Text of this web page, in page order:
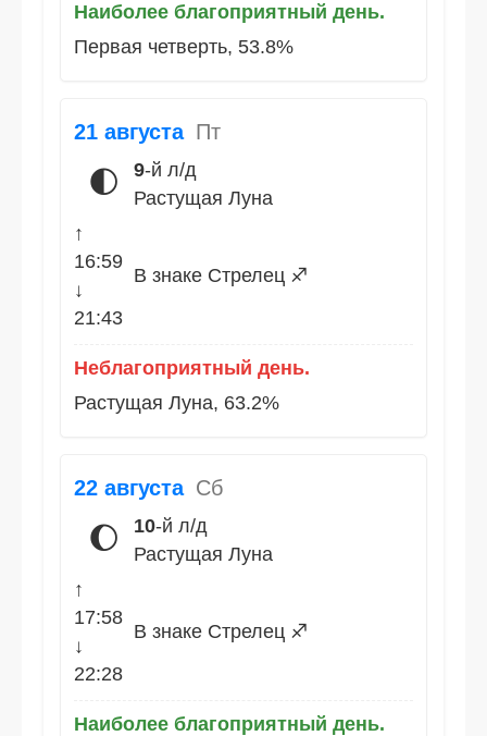
Наиболее благоприятный день.
Первая четверть, 53.8%
21 августа Пт
🌓 9-й л/д
Растущая Луна
↑
16:59
↓
21:43
В знаке Стрелец ♐
Неблагоприятный день.
Растущая Луна, 63.2%
22 августа Сб
🌔 10-й л/д
Растущая Луна
↑
17:58
↓
22:28
В знаке Стрелец ♐
Наиболее благоприятный день.